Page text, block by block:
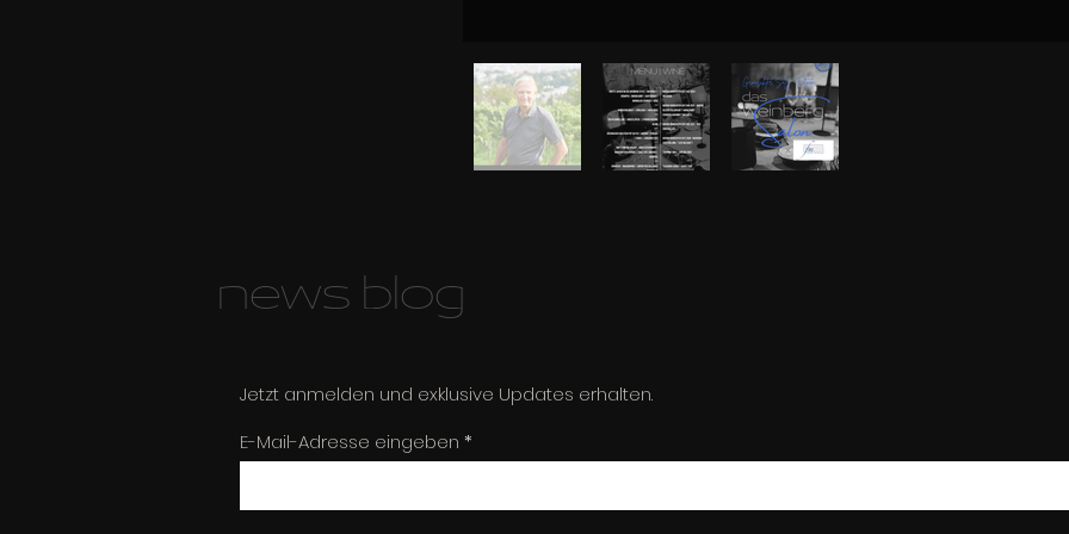
news blog
Jetzt anmelden und exklusive Updates erhalten.
E-Mail-Adresse eingeben